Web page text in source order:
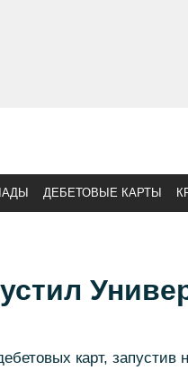
ДЕБЕТОВЫЕ КАРТЫ
карт,